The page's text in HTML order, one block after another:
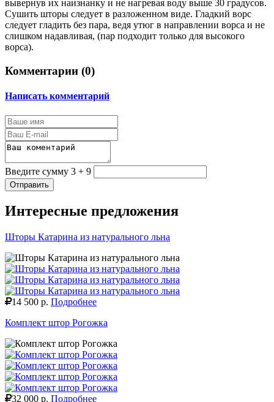
вывернув их наизнанку и не нагревая воду выше 30 градусов.
Сушить шторы следует в разложенном виде. Гладкий ворс
следует гладить без пара, ведя утюг в направлении ворса и не
слишком надавливая, (пар подходит только для высокого
ворса).
Комментарии (0)
Написать комментарий
Введите сумму 3 + 9
Отправить
Интересные предложения
Шторы Катарина из натурального льна
14 500 р. Подробнее
Комплект штор Рогожка
32 000 р. Подробнее